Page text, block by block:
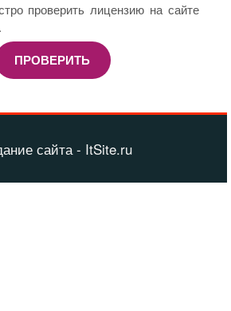
проверить лицензию на сайте
ПРОВЕРИТЬ
сайта - ItSite.ru